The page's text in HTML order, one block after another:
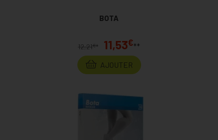
BOTA
12,21€* 11,53€**
AJOUTER